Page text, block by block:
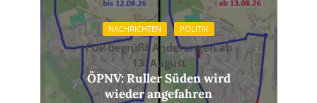
NACHRICHTEN POLITIK
FDP begrüßt Änderungen ab
13. August
ÖPNV: Ruller Süden wird
wieder angefahren